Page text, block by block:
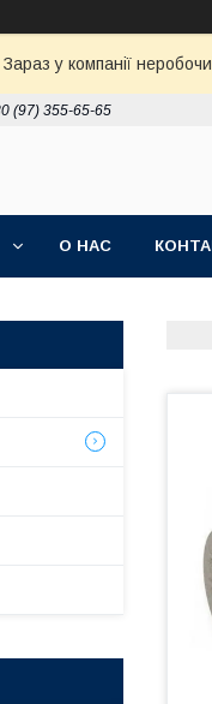
Зараз у компанії
(97) 355-65-65
О НАС